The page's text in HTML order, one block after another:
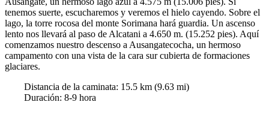
tenemos suerte, escucharemos y veremos el hielo cayendo. Sobre el
lago, la torre rocosa del monte Sorimana hará guardia. Un ascenso
lento nos llevará al paso de Alcatani a 4.650 m. (15.252 pies). Aquí
comenzamos nuestro descenso a Ausangatecocha, un hermoso
campamento con una vista de la cara sur cubierta de formaciones
glaciares.
Distancia de la caminata: 15.5 km (9.63 mi)
Duración: 8-9 hora